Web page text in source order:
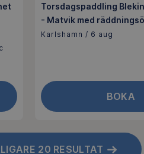
Torsdagspaddling
- Matvik med
Karlshamn / 6 aug
BOKA
20 RESULTAT